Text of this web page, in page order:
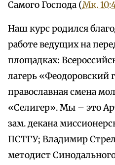
Самого Господа (Мк.
Наш курс родился
работе ведущих на
площадках:
лагерь «Феодоровский
православная смена
«Селигер». Мы – это
зам. декана
ПСТГУ; Владимир
методист